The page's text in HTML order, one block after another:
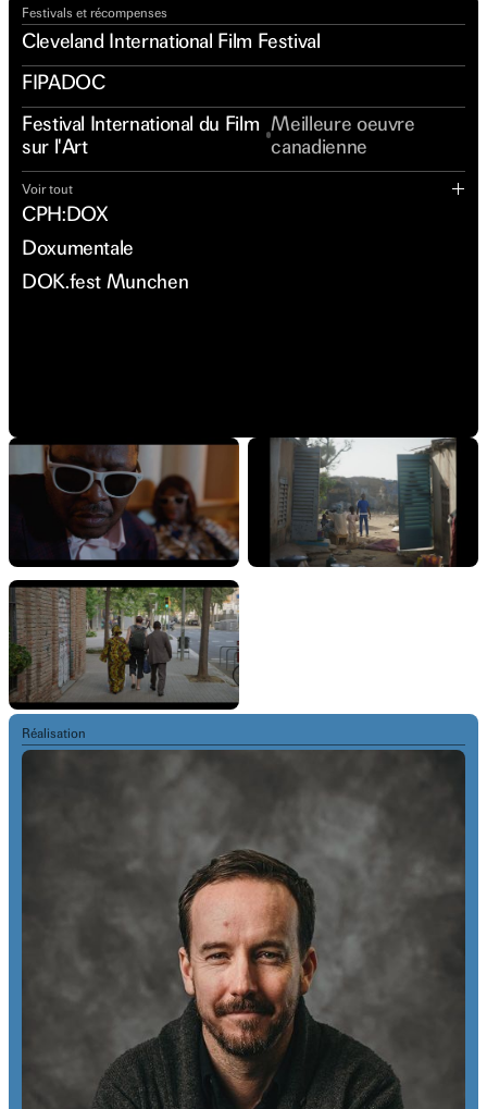
Festivals et récompenses
Cleveland International Film Festival
FIPADOC
Festival International du Film
sur l'Art
Meilleure oeuvre
canadienne
Voir tout
CPH:DOX
Doxumentale
DOK.fest Munchen
Réalisation